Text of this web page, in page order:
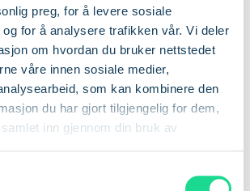
preg, for å levere sosiale
for å analysere trafikken vår. Vi deler
om hvordan du bruker nettstedet
våre innen sosiale medier,
som kan kombinere den
du har gjort tilgjengelig for dem,
inn gjennom din bruk av
innen tilkobling med Com4
Kontakt oss eller legg inn bestillingen
vår. Sammen kan vi utløse hele
løsninger.